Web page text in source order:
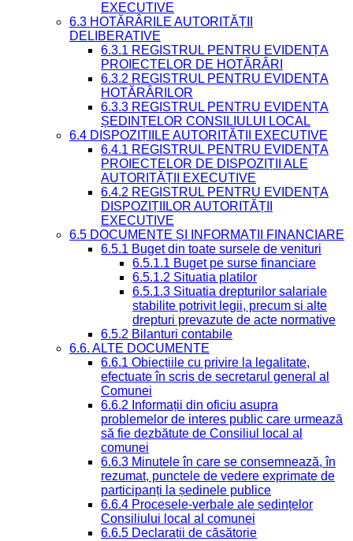
EXECUTIVE
6.3 HOTĂRÂRILE AUTORITĂȚII
DELIBERATIVE
6.3.1 REGISTRUL PENTRU EVIDENȚA
PROIECTELOR DE HOTĂRÂRI
6.3.2 REGISTRUL PENTRU EVIDENȚA
HOTĂRÂRILOR
6.3.3 REGISTRUL PENTRU EVIDENȚA
ȘEDINȚELOR CONSILIULUI LOCAL
6.4 DISPOZIȚIILE AUTORITĂȚII EXECUTIVE
6.4.1 REGISTRUL PENTRU EVIDENȚA
PROIECTELOR DE DISPOZIȚII ALE
AUTORITĂȚII EXECUTIVE
6.4.2 REGISTRUL PENTRU EVIDENȚA
DISPOZIȚIILOR AUTORITĂȚII
EXECUTIVE
6.5 DOCUMENTE ȘI INFORMAȚII FINANCIARE
6.5.1 Buget din toate sursele de venituri
6.5.1.1 Buget pe surse financiare
6.5.1.2 Situatia platilor
6.5.1.3 Situatia drepturilor salariale
stabilite potrivit legii, precum si alte
drepturi prevazute de acte normative
6.5.2 Bilanturi contabile
6.6. ALTE DOCUMENTE
6.6.1 Obiecțiile cu privire la legalitate,
efectuate în scris de secretarul general al
Comunei
6.6.2 Informații din oficiu asupra
problemelor de interes public care urmează
să fie dezbătute de Consiliul local al
comunei
6.6.3 Minutele în care se consemnează, în
rezumat, punctele de vedere exprimate de
participanți la ședinele publice
6.6.4 Procesele-verbale ale ședințelor
Consiliului local al comunei
6.6.5 Declarații de căsătorie